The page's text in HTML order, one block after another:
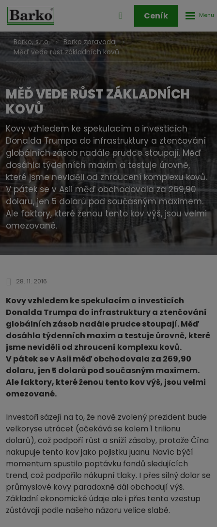
Přihlášení
klienstké
zóny
Ceník
Barko, s.r.o.
Barko zpravodaj
Měď vede růst základních kovů
MĚĎ VEDE RŮST ZÁKLADNÍCH
KOVŮ
Kovy vzhledem ke spekulacím o investicích
Donalda Trumpa do infrastruktury a ztenčování
globálních zásob nadále prudce stoupají. Měď
dosáhla týdenních maxim a testuje úrovně,
které jsme neviděli od zhroucení komplexu kovů.
V pátek se v Asii měď obchodovala za 269,90
dolaru, jen 5 dolarů pod současným maximem.
Ale faktory, které ženou tento kov výš, jsou velmi
omezované.
28. 11. 2016
Kovy vzhledem ke spekulacím o investicích
Donalda Trumpa do infrastruktury a ztenčování
globálních zásob nadále prudce stoupají. Měď
dosáhla týdenních maxim a testuje úrovně, které
jsme neviděli od zhroucení komplexu kovů.
V pátek se v Asii měď obchodovala za 269,90
dolaru, jen 5 dolarů pod současným maximem.
Ale faktory, které ženou tento kov výš, jsou velmi
omezované.
Investoři sázejí na to, že nově zvolený prezident bude
velkoryse utrácet (očekává se kolem 1 trilionu
dolarů), což podpoří růst a sníží zásoby, protože Čína
nakupuje tento kov jako pojistku juanu. Navíc býčí
momentum spustilo poptávku fondů sledujících
trend, což podpořilo nákupní tlaky. I přes silný dolar se
průmyslové kovy paradoxně dál obchodují výš.
Základní ekonomické údaje ale i přes tento vzestup
zůstávají podle našeho názoru velice slabé.